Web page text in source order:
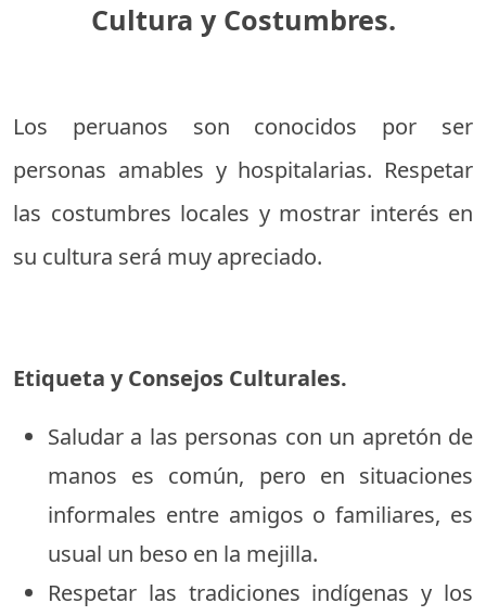
Cultura y Costumbres.
Los peruanos son conocidos por ser
personas amables y hospitalarias. Respetar
las costumbres locales y mostrar interés en
su cultura será muy apreciado.
Etiqueta y Consejos Culturales.
Saludar a las personas con un apretón de
manos es común, pero en situaciones
informales entre amigos o familiares, es
usual un beso en la mejilla.
Respetar las tradiciones indígenas y los